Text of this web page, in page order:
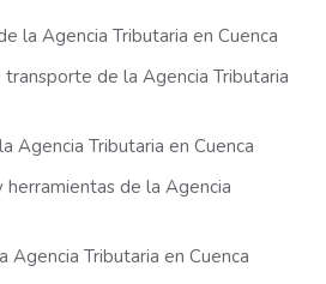
la Agencia Tributaria en Cuenca
de la Agencia Tributaria
Agencia Tributaria en Cuenca
de la Agencia
Agencia Tributaria en Cuenca